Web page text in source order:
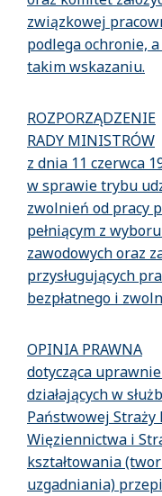
związkowej
podlega ochronie,
takim wskazaniu.
ROZPORZĄDZENIE
RADY MINISTRÓW
z dnia 11 czerwca
w sprawie trybu
zwolnień od pracy
pełniącym z
zawodowych oraz
przysługujących
bezpłatnego i
OPINIA PRAWNA
dotycząca
działających w
Państwowej Straży
Więziennictwa i
kształtowania
uzgadniania)